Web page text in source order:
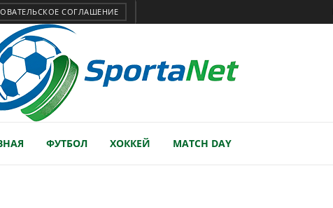
СОГЛАШЕНИЕ
ФУТБОЛ ХОККЕЙ MATCH DAY